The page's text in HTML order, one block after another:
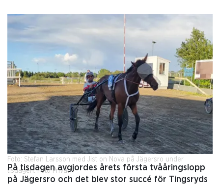
Foto: Stefan Larsson med Jist on Nova på Jägersro under
tisdagen. Foto Privat
På tisdagen avgjordes årets första tvååringslopp
på Jägersro och det blev stor succé för Tingsryds